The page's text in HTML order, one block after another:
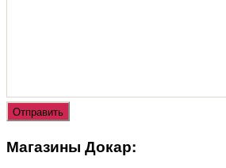
Магазины Докар: